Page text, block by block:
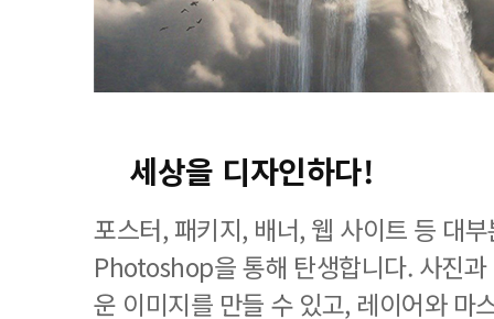
세상을 디자인하다!
포스터, 패키지, 배너, 웹 사이트 등 대
Photoshop을 통해 탄생합니다. 사진
운 이미지를 만들 수 있고, 레이어와 마